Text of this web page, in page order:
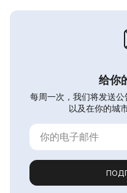
给你
每周一次，我们将发送公
以及在你的城